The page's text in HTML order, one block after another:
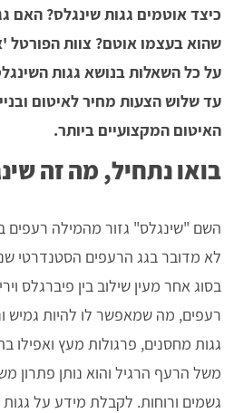
כיצד אוטמים גגות שינגלס? האם
שהוא בעצמו אוטם? צוות הפורטל
על כל השאלות בנושא גגות
עד שלוש הצעות מחיר לאיטום
האיטום המקצועיים ביותר.
בואו נתחיל, מה זה
השם "שינגלס" גזור מהמילה רעפים
לא מדובר בגג הרעפים הסטנדרטי
בסוג אחר מעין שילוב בין פיברגלס
רעפים, מה שמאפשר לו להיות גמיש
גגות מחסנים, פרגולות מעץ ואפילו
משל הרעף הרגיל והוא נותן פתרון
גשמים ורוחות. לקבלת מידע על